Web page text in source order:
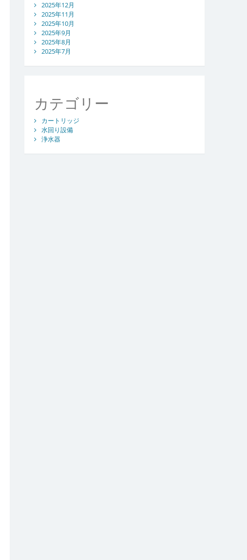
2025年12月
2025年11月
2025年10月
2025年9月
2025年8月
2025年7月
カテゴリー
カートリッジ
水回り設備
浄水器